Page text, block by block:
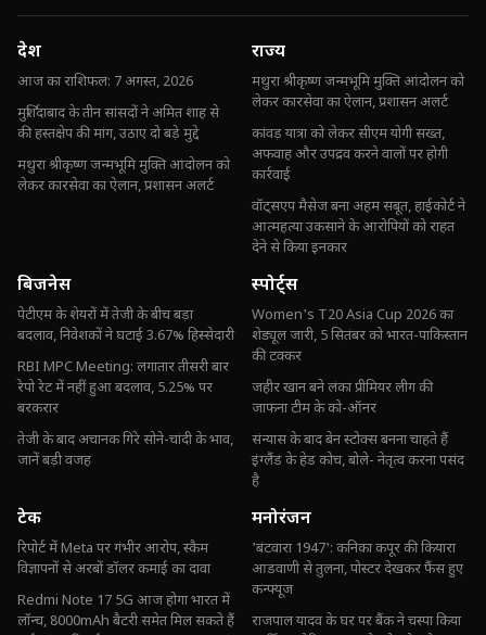
देश
आज का राशिफल: 7 अगस्त, 2026
मुर्शिदाबाद के तीन सांसदों ने अमित शाह से
की हस्तक्षेप की मांग, उठाए दो बड़े मुद्दे
मथुरा श्रीकृष्ण जन्मभूमि मुक्ति आंदोलन को
लेकर कारसेवा का ऐलान, प्रशासन अलर्ट
राज्य
मथुरा श्रीकृष्ण जन्मभूमि मुक्ति आंदोलन को
लेकर कारसेवा का ऐलान, प्रशासन अलर्ट
कांवड़ यात्रा को लेकर सीएम योगी सख्त,
अफवाह और उपद्रव करने वालों पर होगी
कार्रवाई
वॉट्सएप मैसेज बना अहम सबूत, हाईकोर्ट ने
आत्महत्या उकसाने के आरोपियों को राहत
देने से किया इनकार
बिजनेस
पेटीएम के शेयरों में तेजी के बीच बड़ा
बदलाव, निवेशकों ने घटाई 3.67% हिस्सेदारी
RBI MPC Meeting: लगातार तीसरी बार
रेपो रेट में नहीं हुआ बदलाव, 5.25% पर
बरकरार
तेजी के बाद अचानक गिरे सोने-चांदी के भाव,
जानें बड़ी वजह
स्पोर्ट्स
Women's T20 Asia Cup 2026 का
शेड्यूल जारी, 5 सितंबर को भारत-पाकिस्तान
की टक्कर
जहीर खान बने लंका प्रीमियर लीग की
जाफना टीम के को-ऑनर
संन्यास के बाद बेन स्टोक्स बनना चाहते हैं
इंग्लैंड के हेड कोच, बोले- नेतृत्व करना पसंद
है
टेक
रिपोर्ट में Meta पर गंभीर आरोप, स्कैम
विज्ञापनों से अरबों डॉलर कमाई का दावा
Redmi Note 17 5G आज होगा भारत में
लॉन्च, 8000mAh बैटरी समेत मिल सकते हैं
मनोरंजन
'बंटवारा 1947': कनिका कपूर की कियारा
आडवाणी से तुलना, पोस्टर देखकर फैंस हुए
कन्फ्यूज
राजपाल यादव के घर पर बैंक ने चस्पा किया